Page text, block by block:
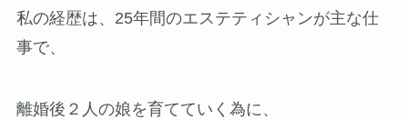
私の経歴は、25年間のエステティシャンが主な仕
事で、
離婚後２人の娘を育てていく為に、